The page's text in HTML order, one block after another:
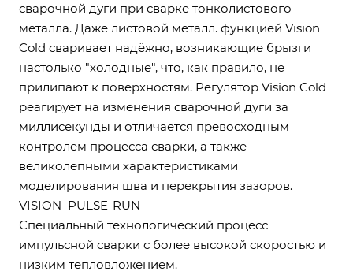
сварочной дуги при сварке тонколистового
металла. Даже листовой металл. функцией Vision
Cold сваривает надёжно, возникающие брызги
настолько "холодные", что, как правило, не
прилипают к поверхностям. Регулятор Vision Cold
реагирует на изменения сварочной дуги за
миллисекунды и отличается превосходным
контролем процесса сварки, а также
великолепными характеристиками
моделирования шва и перекрытия зазоров.
VISION PULSE-RUN
Специальный технологический процесс
импульсной сварки с более высокой скоростью и
низким тепловложением.